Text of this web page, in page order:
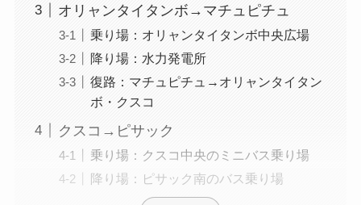
オリャンタイタンボ→マチュピチュ
乗り場：オリャンタイタンボ中央広場
降り場：水力発電所
復路：マチュピチュ→オリャンタイタン
ボ・クスコ
クスコ→ピサック
乗り場：クスコ中央のミニバス乗り場
降り場：ピサック南のバス乗り場